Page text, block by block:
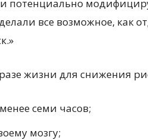
потенциально
все возможное, как
жизни для снижения
семи часов;
мозгу;